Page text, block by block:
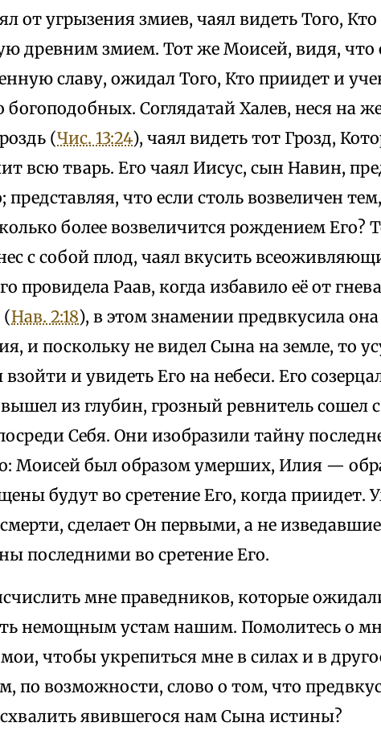
от угрызения змиев, чаял видеть Того, Кто
древним змием. Тот же Моисей, видя, что
славу, ожидал Того, Кто приидет и
Соглядатай Халев, неся на
(Чис. 13:24), чаял видеть тот Грозд,
всю тварь. Его чаял Иисус, сын Навин,
представляя, что если столь возвеличен
более возвеличится рождением Его?
с собой плод, чаял вкусить
провидела Раав, когда избавило её от
(Нав. 2:18), в этом знамении предвкусила
и поскольку не видел Сына на земле, то
и увидеть Его на небеси. Его
из глубин, грозный ревнитель сошел
Себя. Они изобразили тайну
Моисей был образом умерших, Илия —
будут во сретение Его, когда приидет.
сделает Он первыми, а не
последними во сретение Его.
мне праведников, которые
немощным устам нашим. Помолитесь о
чтобы укрепиться мне в силах и в
по возможности, слово о том, что
явившегося нам Сына истины?